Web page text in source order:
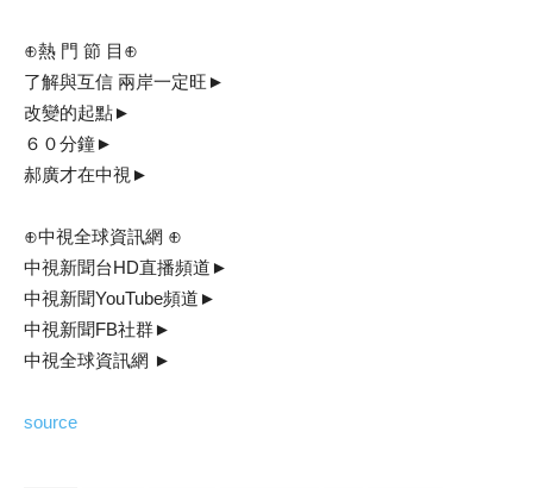
⊕熱 門 節 目⊕
了解與互信 兩岸一定旺►
改變的起點►
６０分鐘►
郝廣才在中視►
⊕中視全球資訊網 ⊕
中視新聞台HD直播頻道►
中視新聞YouTube頻道►
中視新聞FB社群►
中視全球資訊網 ►
source